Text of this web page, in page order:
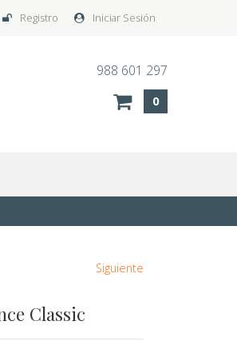
Iniciar Sesión
Registro
988 601 297
0
Siguiente
Classic